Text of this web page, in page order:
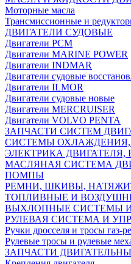
Моторные масла
Трансмиссионные и
ДВИГАТЕЛИ СУДОВЫЕ
Двигатели PCM
Двигатели MARINE POWER
Двигатели INDMAR
Двигатели судовые
Двигатели ILMOR
Двигатели судовые новые
Двигатели MERCRUISER
Двигатели VOLVO PENTA
ЗАПЧАСТИ СИСТЕМ
СИСТЕМЫ
ЭЛЕКТРИКА ДВИГАТЕЛЯ,
МАСЛЯНАЯ СИСТЕМА
ПОМПЫ
РЕМНИ, ШКИВЫ,
ТОПЛИВНЫЕ И
ВЫХЛОПНЫЕ СИСТЕМЫ
РУЛЕВАЯ СИСТЕМА И
Ручки дросселя и тросы газ-
Рулевые тросы и рулевые
ЗАПЧАСТИ